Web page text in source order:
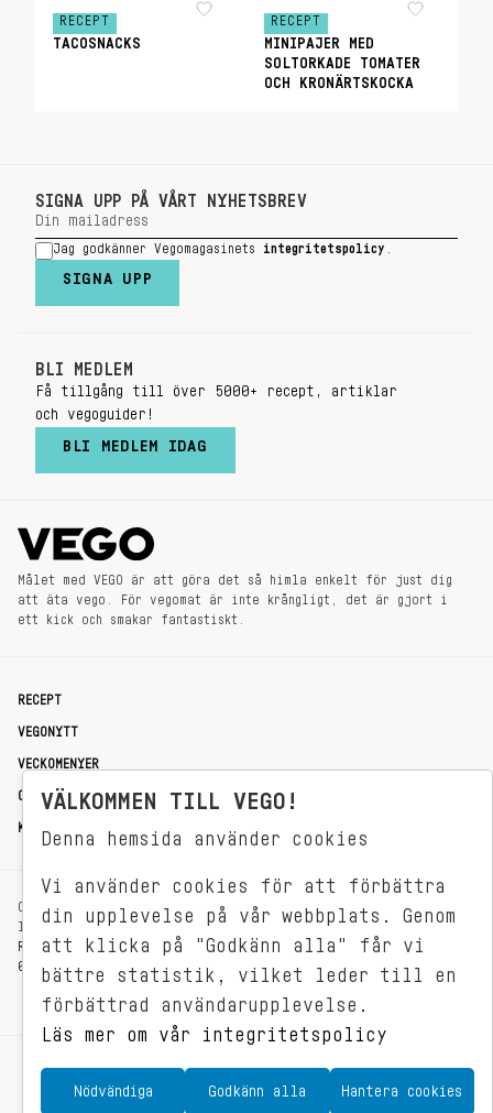
RECEPT
TACOSNACKS
RECEPT
MINIPAJER MED
SOLTORKADE TOMATER
OCH KRONÄRTSKOCKA
SIGNA UPP PÅ VÅRT NYHETSBREV
Jag godkänner Vegomagasinets integritetspolicy
SIGNA UPP
BLI MEDLEM
Få tillgång till över 5000+ recept, artiklar
och vegoguider!
BLI MEDLEM IDAG
Målet med VEGO är att göra det så himla enkelt för just dig
att äta vego. För vegomat är inte krångligt, det är gjort i
ett kick och smakar fantastiskt.
RECEPT
VEGONYTT
VECKOMENYER
OM OSS
KONTAKT
OXENSTIERNSGATAN 33
114 27 STOCKHOLM
REDAKTIONEN@VEGOMAGASINET.SE
08-799 62 01
VÄLKOMMEN TILL VEGO!
Denna hemsida använder cookies
Vi använder cookies för att förbättra
din upplevelse på vår webbplats. Genom
att klicka på "Godkänn alla" får vi
bättre statistik, vilket leder till en
förbättrad användarupplevelse.
Läs mer om vår integritetspolicy
Nödvändiga Godkänn alla Hantera cookies